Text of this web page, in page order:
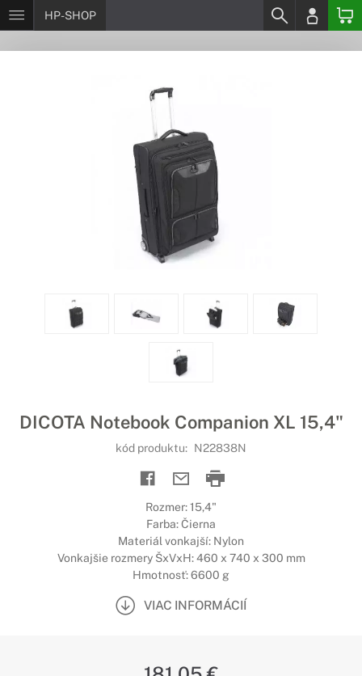
HP-SHOP
DICOTA Notebook Companion XL 15,4"
kód produktu: N22838N
Rozmer: 15,4"
Farba: Čierna
Materiál vonkajší: Nylon
Vonkajšie rozmery ŠxVxH: 460 x 740 x 300 mm
Hmotnosť: 6600 g
VIAC INFORMÁCIÍ